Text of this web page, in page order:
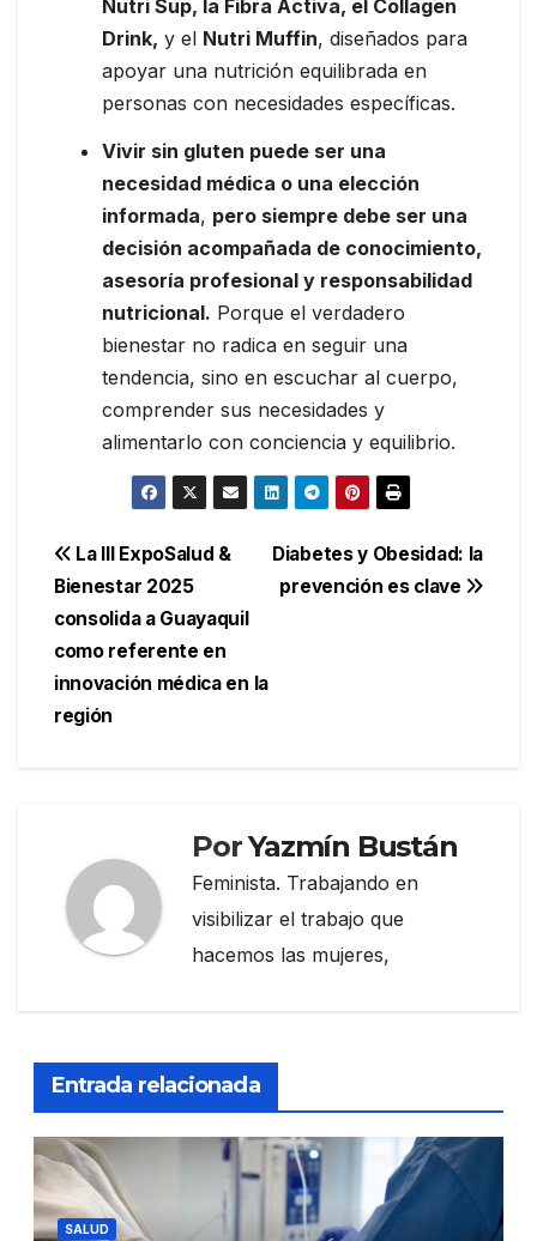
Nutri Sup, la Fibra Activa, el Collagen
Drink, y el Nutri Muffin, diseñados para
apoyar una nutrición equilibrada en
personas con necesidades específicas.
Vivir sin gluten puede ser una
necesidad médica o una elección
informada, pero siempre debe ser una
decisión acompañada de conocimiento,
asesoría profesional y responsabilidad
nutricional. Porque el verdadero
bienestar no radica en seguir una
tendencia, sino en escuchar al cuerpo,
comprender sus necesidades y
alimentarlo con conciencia y equilibrio.
Navegación
de
entradas
Diabetes y Obesidad: la
prevención es clave
La III ExpoSalud &
Bienestar 2025
consolida a Guayaquil
como referente en
innovación médica en la
región
PorYazmín Bustán
Feminista. Trabajando en
visibilizar el trabajo que
hacemos las mujeres,
Entrada relacionada
SALUD